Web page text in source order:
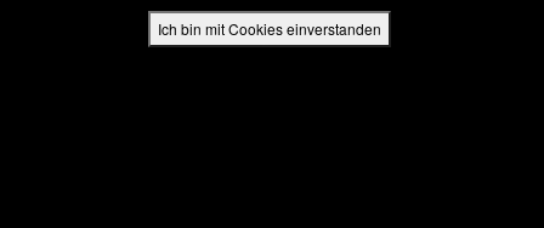
Ich bin mit Cookies einverstanden